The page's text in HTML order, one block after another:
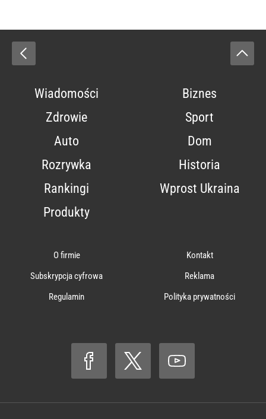
Wiadomości
Biznes
Zdrowie
Sport
Auto
Dom
Rozrywka
Historia
Rankingi
Wprost Ukraina
Produkty
O firmie
Kontakt
Subskrypcja cyfrowa
Reklama
Regulamin
Polityka prywatności